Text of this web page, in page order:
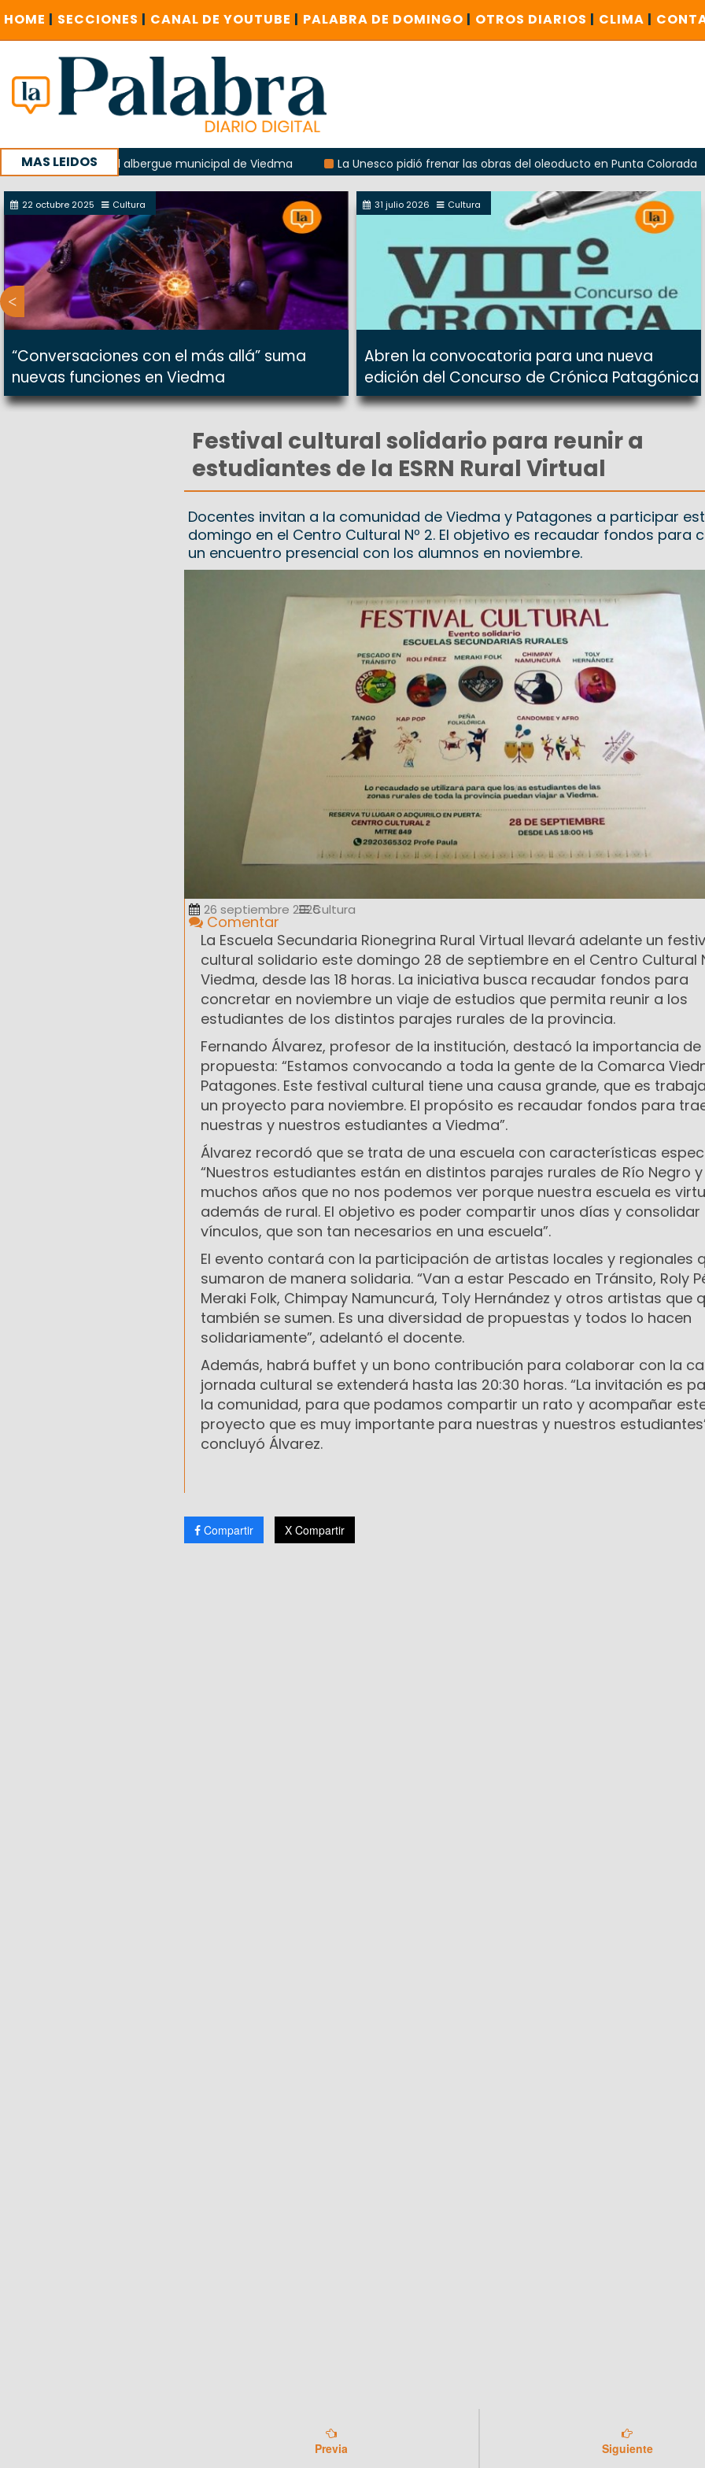
HOME | SECCIONES | CANAL DE YOUTUBE | PALABRA DE DOMINGO | OTROS DIARIOS | CLIMA |
MAS LEIDOS
del albergue municipal de Viedma La Unesco pidió frenar las obras del oleoducto en Punta Colorada
con un encuentro provincial en Roca
22 octubre 2025 Cultura
“Conversaciones con el más allá” suma
nuevas funciones en Viedma
31 julio 2026 Cultura
Abren la convocatoria para una nueva
edición del Concurso de Crónica Patagónica
Festival cultural solidario para reunir a
estudiantes de la ESRN Rural Virtual
Docentes invitan a la comunidad de Viedma y Patagones a participar
domingo en el Centro Cultural Nº 2. El objetivo es recaudar fondos para
un encuentro presencial con los alumnos en noviembre.
26 septiembre 2025Cultura
Comentar
La Escuela Secundaria Rionegrina Rural Virtual llevará adelante un
cultural solidario este domingo 28 de septiembre en el Centro Cultural
Viedma, desde las 18 horas. La iniciativa busca recaudar fondos para
concretar en noviembre un viaje de estudios que permita reunir a los
estudiantes de los distintos parajes rurales de la provincia.
Fernando Álvarez, profesor de la institución, destacó la importancia de
propuesta: “Estamos convocando a toda la gente de la Comarca
Patagones. Este festival cultural tiene una causa grande, que es
un proyecto para noviembre. El propósito es recaudar fondos para
nuestras y nuestros estudiantes a Viedma”.
Álvarez recordó que se trata de una escuela con características
“Nuestros estudiantes están en distintos parajes rurales de Río Negro
muchos años que no nos podemos ver porque nuestra escuela es
además de rural. El objetivo es poder compartir unos días y consolidar
vínculos, que son tan necesarios en una escuela”.
El evento contará con la participación de artistas locales y regionales
sumaron de manera solidaria. “Van a estar Pescado en Tránsito, Roly
Meraki Folk, Chimpay Namuncurá, Toly Hernández y otros artistas que
también se sumen. Es una diversidad de propuestas y todos lo hacen
solidariamente”, adelantó el docente.
Además, habrá buffet y un bono contribución para colaborar con la
jornada cultural se extenderá hasta las 20:30 horas. “La invitación es
la comunidad, para que podamos compartir un rato y acompañar
proyecto que es muy importante para nuestras y nuestros
concluyó Álvarez.
Compartir X Compartir
Previa
Siguiente